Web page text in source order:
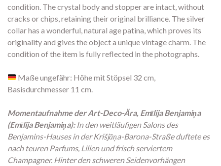
condition. The crystal body and stopper are intact, without
cracks or chips, retaining their original brilliance. The silver
collar has a wonderful, natural age patina, which proves its
originality and gives the object a unique vintage charm. The
condition of the item is fully reflected in the photographs.
Maße ungefähr: Höhe mit Stöpsel 32 cm,
Basisdurchmesser 11 cm.
Momentaufnahme der Art-Deco-Ära, Emīlija Benjamiņa
(Emīlija Benjamiņa): In den weitläufigen Salons des
Benjamins-Hauses in der Krišjāņa-Barona-Straße duftete es
nach teuren Parfums, Lilien und frisch serviertem
Champagner. Hinter den schweren Seidenvorhängen